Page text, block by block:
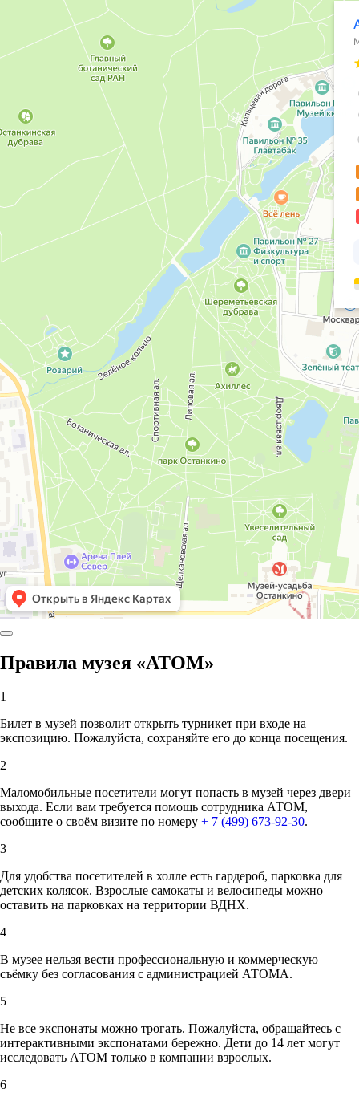
Правила музея «АТОМ»
1
Билет в музей позволит открыть турникет при входе на
экспозицию. Пожалуйста, сохраняйте его до конца посещения.
2
Маломобильные посетители могут попасть в музей через двери
выхода. Если вам требуется помощь сотрудника АТОМ,
сообщите о своём визите по номеру + 7 (499) 673-92-30.
3
Для удобства посетителей в холле есть гардероб, парковка для
детских колясок. Взрослые самокаты и велосипеды можно
оставить на парковках на территории ВДНХ.
4
В музее нельзя вести профессиональную и коммерческую
съёмку без согласования с администрацией АТОМА.
5
Не все экспонаты можно трогать. Пожалуйста, обращайтесь с
интерактивными экспонатами бережно. Дети до 14 лет могут
исследовать АТОМ только в компании взрослых.
6